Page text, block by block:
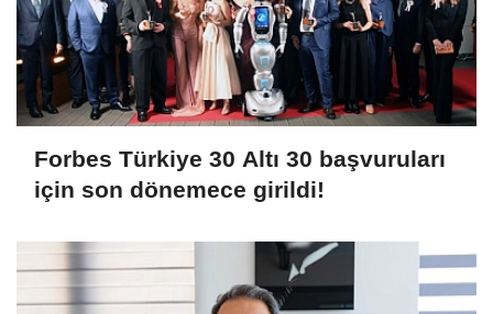
Forbes Türkiye 30 Altı 30 başvuruları
için son dönemece girildi!